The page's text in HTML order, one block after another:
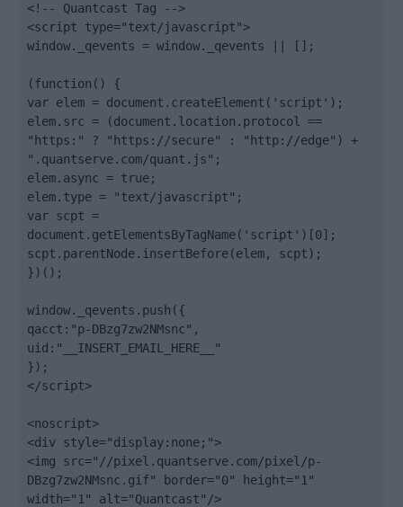
<!-- Quantcast Tag -->
<script type="text/javascript">
window._qevents = window._qevents || [];
(function() {
var elem = document.createElement('script');
elem.src = (document.location.protocol ==
"https:" ? "https://secure" : "http://edge") +
".quantserve.com/quant.js";
elem.async = true;
elem.type = "text/javascript";
var scpt =
document.getElementsByTagName('script')[0];
scpt.parentNode.insertBefore(elem, scpt);
})();
window._qevents.push({
qacct:"p-DBzg7zw2NMsnc",
uid:"__INSERT_EMAIL_HERE__"
});
</script>
<noscript>
<div style="display:none;">
<img src="//pixel.quantserve.com/pixel/p-
DBzg7zw2NMsnc.gif" border="0" height="1"
width="1" alt="Quantcast"/>